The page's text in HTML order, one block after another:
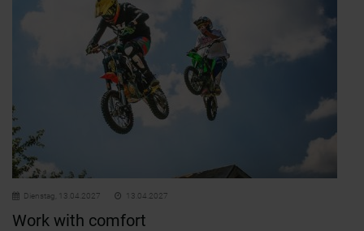
Dienstag, 13.04.2027 13.04.2027
Work with comfort